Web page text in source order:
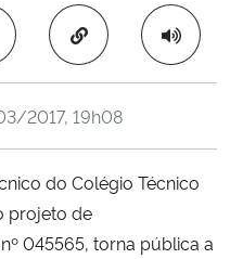
e Comunicações
Copiar para área
2017, 19h08
do Colégio Técnico
projeto de
045565, torna pública a